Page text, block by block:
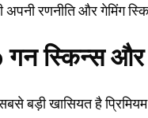
अपनी रणनीति और गेमिंग
गन स्किन्स
बड़ी खासियत है